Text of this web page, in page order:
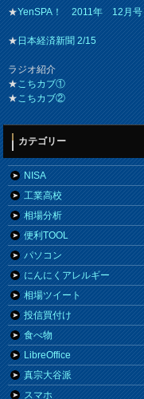
★YenSPA！ 2011年 12月号
★日本経済新聞 2/15
ラジオ紹介
★こちカブ①
★こちカブ②
カテゴリー
NISA
工業高校
相場分析
便利TOOL
パソコン
にんにくアレルギー
相場ツイート
投信買付け
食べ物
LibreOffice
真宗大谷派
スマホ